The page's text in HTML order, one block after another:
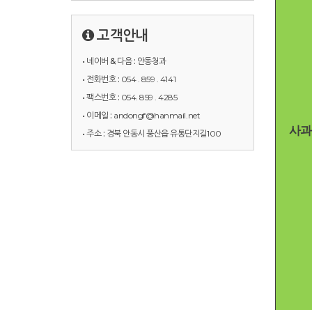
고객안내
• 네이버 & 다음 : 안동청과
• 전화번호 : 054 . 859 . 4141
• 팩스번호 : 054. 859 . 4285
• 이메일 : andongf@hanmail.net
• 주소 : 경북 안동시 풍산읍 유통단지길100 사과